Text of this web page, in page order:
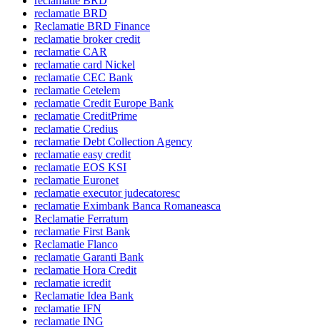
reclamatie BRD
Reclamatie BRD Finance
reclamatie broker credit
reclamatie CAR
reclamatie card Nickel
reclamatie CEC Bank
reclamatie Cetelem
reclamatie Credit Europe Bank
reclamatie CreditPrime
reclamatie Credius
reclamatie Debt Collection Agency
reclamatie easy credit
reclamatie EOS KSI
reclamatie Euronet
reclamatie executor judecatoresc
reclamatie Eximbank Banca Romaneasca
Reclamatie Ferratum
reclamatie First Bank
Reclamatie Flanco
reclamatie Garanti Bank
reclamatie Hora Credit
reclamatie icredit
Reclamatie Idea Bank
reclamatie IFN
reclamatie ING